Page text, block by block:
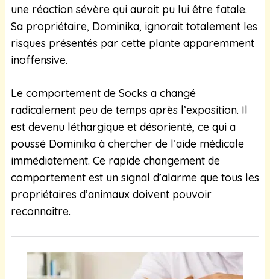
une réaction sévère qui aurait pu lui être fatale.
Sa propriétaire, Dominika, ignorait totalement les
risques présentés par cette plante apparemment
inoffensive.
Le comportement de Socks a changé
radicalement peu de temps après l’exposition. Il
est devenu léthargique et désorienté, ce qui a
poussé Dominika à chercher de l’aide médicale
immédiatement. Ce rapide changement de
comportement est un signal d’alarme que tous les
propriétaires d’animaux doivent pouvoir
reconnaître.